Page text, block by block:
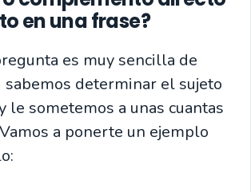
en una frase?
es muy sencilla de
sabemos determinar el sujeto
le sometemos a unas cuantas
a ponerte un ejemplo